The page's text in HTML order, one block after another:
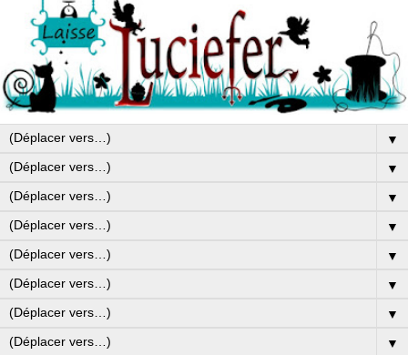
▼
▼
▼
▼
▼
▼
▼
▼